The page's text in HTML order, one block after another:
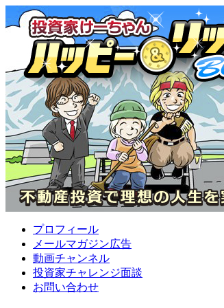
プロフィール
メールマガジン広告
動画チャンネル
投資家チャレンジ面談
お問い合わせ